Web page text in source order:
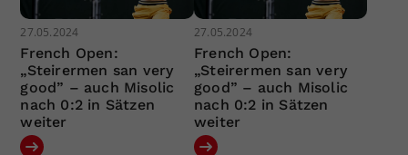
27.05.2024
French Open:
„Steirermen san very
good” – auch Misolic
nach 0:2 in Sätzen
weiter
27.05.2024
French Open:
„Steirermen san very
good” – auch Misolic
nach 0:2 in Sätzen
weiter